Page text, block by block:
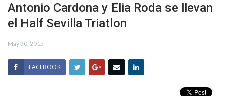
Antonio Cardona y Elia Roda se llevan
el Half Sevilla Triatlon
May 30, 2015
FACEBOOK